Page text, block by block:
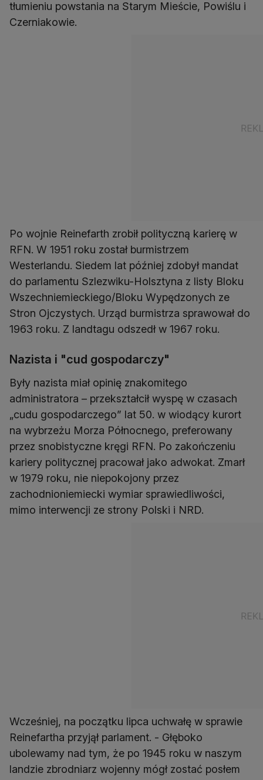
tłumieniu powstania na Starym Mieście, Powiślu i
Czerniakowie.
Po wojnie Reinefarth zrobił polityczną karierę w
RFN. W 1951 roku został burmistrzem
Westerlandu. Siedem lat później zdobył mandat
do parlamentu Szlezwiku-Holsztyna z listy Bloku
Wszechniemieckiego/Bloku Wypędzonych ze
Stron Ojczystych. Urząd burmistrza sprawował do
1963 roku. Z landtagu odszedł w 1967 roku.
Nazista i "cud gospodarczy"
Były nazista miał opinię znakomitego
administratora – przekształcił wyspę w czasach
„cudu gospodarczego” lat 50. w wiodący kurort
na wybrzeżu Morza Północnego, preferowany
przez snobistyczne kręgi RFN. Po zakończeniu
kariery politycznej pracował jako adwokat. Zmarł
w 1979 roku, nie niepokojony przez
zachodnioniemiecki wymiar sprawiedliwości,
mimo interwencji ze strony Polski i NRD.
Wcześniej, na początku lipca uchwałę w sprawie
Reinefartha przyjął parlament. - Głęboko
ubolewamy nad tym, że po 1945 roku w naszym
landzie zbrodniarz wojenny mógł zostać posłem